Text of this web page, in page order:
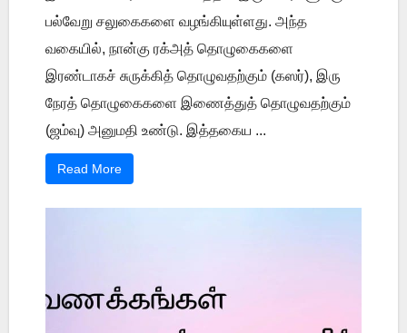
பல்வேறு சலுகைகளை வழங்கியுள்ளது. அந்த
வகையில், நான்கு ரக்அத் தொழுகைகளை
இரண்டாகச் சுருக்கித் தொழுவதற்கும் (கஸர்), இரு
நேரத் தொழுகைகளை இணைத்துத் தொழுவதற்கும்
(ஜம்வு) அனுமதி உண்டு. இத்தகைய ...
Read More